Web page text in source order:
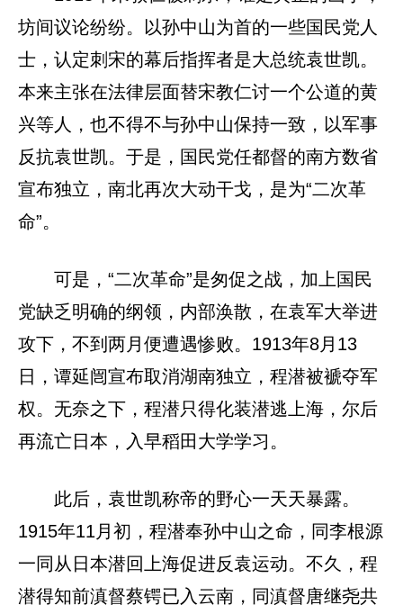
坊间议论纷纷。以孙中山为首的一些国民党人
士，认定刺宋的幕后指挥者是大总统袁世凯。
本来主张在法律层面替宋教仁讨一个公道的黄
兴等人，也不得不与孙中山保持一致，以军事
反抗袁世凯。于是，国民党任都督的南方数省
宣布独立，南北再次大动干戈，是为“二次革
命”。
可是，“二次革命”是匆促之战，加上国民
党缺乏明确的纲领，内部涣散，在袁军大举进
攻下，不到两月便遭遇惨败。1913年8月13
日，谭延闿宣布取消湖南独立，程潜被褫夺军
权。无奈之下，程潜只得化装潜逃上海，尔后
再流亡日本，入早稻田大学学习。
此后，袁世凯称帝的野心一天天暴露。
1915年11月初，程潜奉孙中山之命，同李根源
一同从日本潜回上海促进反袁运动。不久，程
潜得知前滇督蔡锷已入云南，同滇督唐继尧共